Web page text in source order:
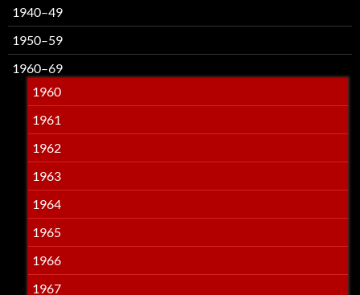
1940–49
1950–59
1960–69
1960
1961
1962
1963
1964
1965
1966
1967